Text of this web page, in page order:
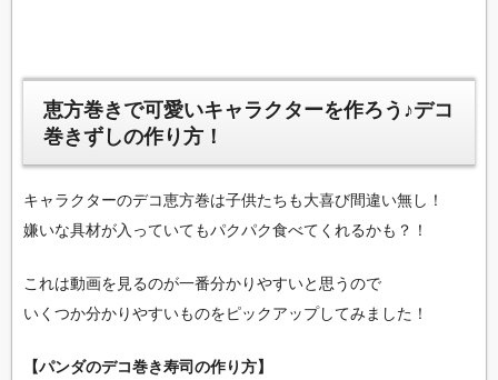
恵方巻きで可愛いキャラクターを作ろう♪デコ
巻きずしの作り方！
キャラクターのデコ恵方巻は子供たちも大喜び間違い無し！
嫌いな具材が入っていてもパクパク食べてくれるかも？！
これは動画を見るのが一番分かりやすいと思うので
いくつか分かりやすいものをピックアップしてみました！
【パンダのデコ巻き寿司の作り方】